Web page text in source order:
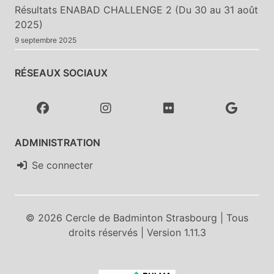
Résultats ENABAD CHALLENGE 2 (Du 30 au 31 août
2025)
9 septembre 2025
RÉSEAUX SOCIAUX
ADMINISTRATION
Se connecter
© 2026 Cercle de Badminton Strasbourg | Tous
droits réservés | Version 1.11.3